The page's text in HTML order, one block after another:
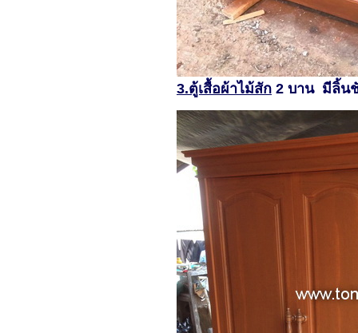
3.ตู้เสื้อผ้าไม้สัก 2 บาน มีลิ้น